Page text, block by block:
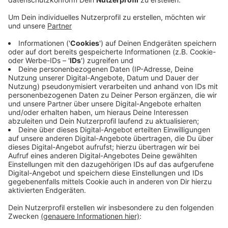
2.30 Uhr und 5.50 Uhr Alarm geschlagen. In allen Fällen
stellte sich vor Ort heraus, dass ein Rauchmelder in
einem Treppenhaus ausgelöst hatte. Dort wurde dann
auch Zigarettenqualm wahrgenommen. Die unnützen
Einsätze seien um so ärgerlicher, wenn hier fahrlässig
oder gar mutwillig geraucht worden sei, so die
Feuerwehr. Am frühen gestrigen Nachmittag mußte
die Feuerwehr dann ein viertes Mal zum Krankenhaus
ausrücken. In diesem Fall handelte es sich allerdings
um einen Fehlalarm. Auch hier war die Feuerwehr mit
rund 30 Einsatzkräften vor Ort.
Anzeige